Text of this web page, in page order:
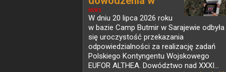
NEWS
PKW...
W dniu 20 lipca 2026 roku
w bazie Camp Butmir w Sarajewie odbyła
się uroczystość przekazania
odpowiedzialności za realizację zadań
Polskiego Kontyngentu Wojskowego
EUFOR ALTHEA. Dowództwo nad XXXI...